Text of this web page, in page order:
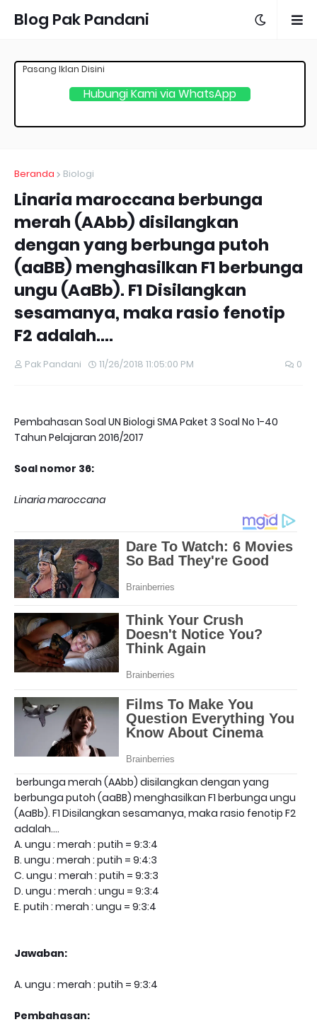
Blog Pak Pandani
Hubungi Kami via WhatsApp
Pasang Iklan Disini
Beranda Biologi
Linaria maroccana berbunga
merah (AAbb) disilangkan
dengan yang berbunga putoh
(aaBB) menghasilkan F1 berbunga
ungu (AaBb). F1 Disilangkan
sesamanya, maka rasio fenotip
F2 adalah....
Pak Pandani 11/26/2018 11:05:00 PM 0
Pembahasan Soal UN Biologi SMA Paket 3 Soal No 1-40
Tahun Pelajaran 2016/2017
Soal nomor 36:
Linaria maroccana
berbunga merah (AAbb) disilangkan dengan yang
berbunga putoh (aaBB) menghasilkan F1 berbunga ungu
(AaBb). F1 Disilangkan sesamanya, maka rasio fenotip F2
adalah....
A. ungu : merah : putih = 9:3:4
B. ungu : merah : putih = 9:4:3
C. ungu : merah : putih = 9:3:3
D. ungu : merah : ungu = 9:3:4
E. putih : merah : ungu = 9:3:4
Jawaban:
A. ungu : merah : putih = 9:3:4
Pembahasan: